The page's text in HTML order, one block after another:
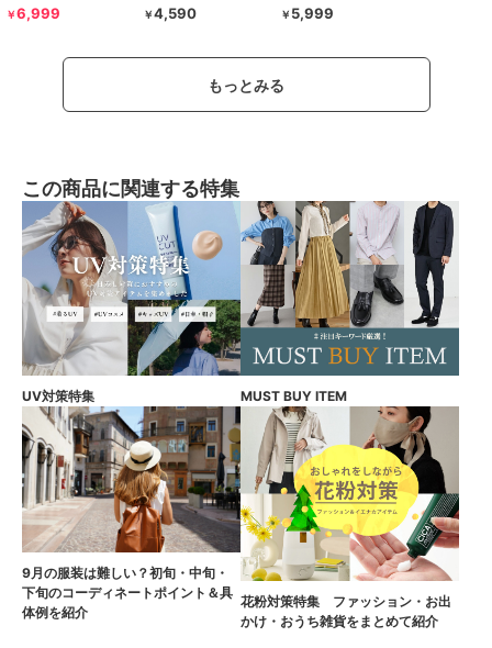
￥6,999 ￥4,590 ￥ 5,999
もっとみる
この商品に関連する特集
UV対策特集 MUST BUY ITEM
9月の服装は難しい？初旬・中旬・
下旬のコーディネートポイント＆具
体例を紹介
花粉対策特集 ファッション・お出
かけ・おうち雑貨をまとめて紹介